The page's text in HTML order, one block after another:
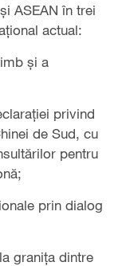
ASEAN în trei
actual:
și a
privind
de Sud, cu
pentru
prin dialog
granița dintre